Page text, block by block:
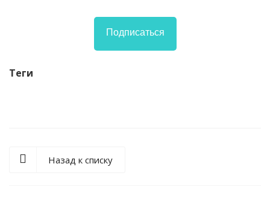
Подписаться
Теги
Назад к списку